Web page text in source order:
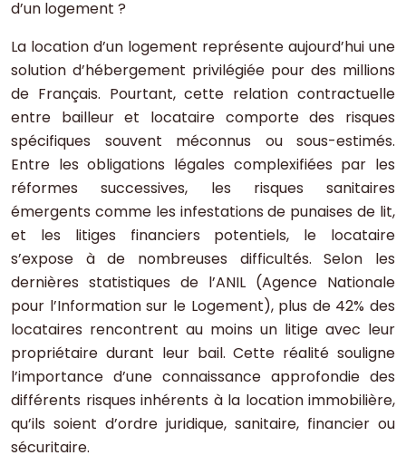
d’un logement ?
La location d’un logement représente aujourd’hui une
solution d’hébergement privilégiée pour des millions
de Français. Pourtant, cette relation contractuelle
entre bailleur et locataire comporte des risques
spécifiques souvent méconnus ou sous-estimés.
Entre les obligations légales complexifiées par les
réformes successives, les risques sanitaires
émergents comme les infestations de punaises de lit,
et les litiges financiers potentiels, le locataire
s’expose à de nombreuses difficultés. Selon les
dernières statistiques de l’ANIL (Agence Nationale
pour l’Information sur le Logement), plus de 42% des
locataires rencontrent au moins un litige avec leur
propriétaire durant leur bail. Cette réalité souligne
l’importance d’une connaissance approfondie des
différents risques inhérents à la location immobilière,
qu’ils soient d’ordre juridique, sanitaire, financier ou
sécuritaire.